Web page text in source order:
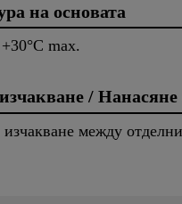
на основата
max.
/
между